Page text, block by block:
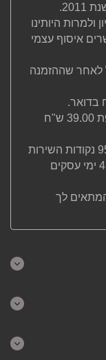
היותינו
איסוף עצמי
לאחר שההזמנה
בדואר.
ניתן לקבל משלוחים עם שליח בתוספת 39.00 ש"ח
ניתן לאסוף משלוחים גם באחת מ-950 נקודות השירות
של צ'יטה שופס בכל רחבי הארץ תוך 4 ימי עסקים
לך